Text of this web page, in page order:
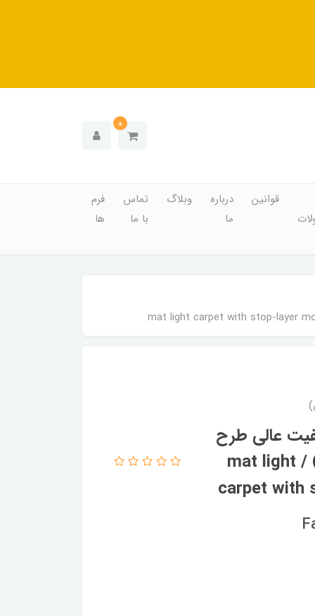
0
قوانین
درباره
ما
وبلاگ
تماس
با ما
فرم
ها
عالی طرح
بسیار زیبا رنگ کرم کد fh0754 (با فیلم) / mat light
carpet with